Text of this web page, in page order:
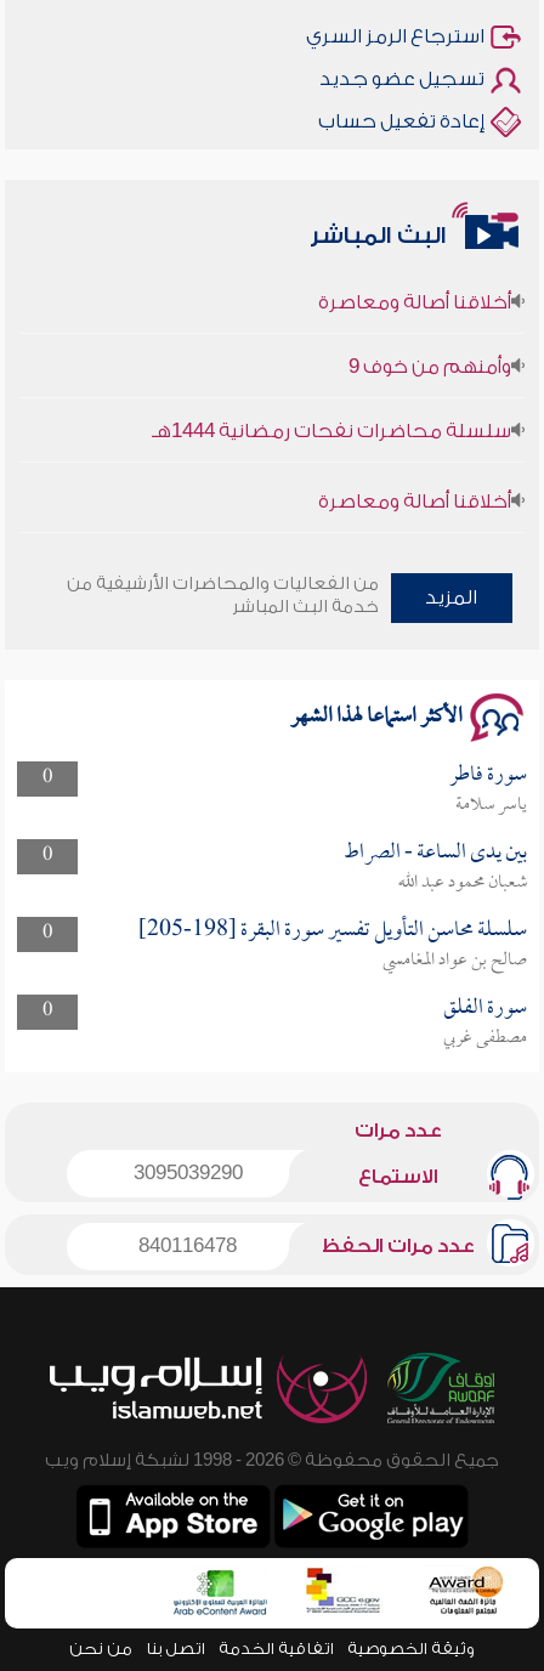
استرجاع الرمز السري
تسجيل عضو جديد
إعادة تفعيل حساب
البث المباشر
سلسلة محاضرات نفحات رمضانية 1444هـ
المزيد
من الفعاليات والمحاضرات الأرشيفية من
خدمة البث المباشر
الأكثر استماعا لهذا الشهر
0 سورة فاطر
ياسر سلامة
0
بين يدى الساعة - الصراط
شعبان محمود عبد الله
0
سلسلة محاسن التأويل تفسير سورة البقرة [198-205]
صالح بن عواد المغامسي
0
سورة الفلق
مصطفى غربي
عدد مرات
الاستماع 3095039290
عدد مرات الحفظ 840116478
جميع الحقوق محفوظة © 2026 - 1998 لشبكة إسلام ويب
وثيقة الخصوصية اتفاقية الخدمة اتصل بنا من نحن